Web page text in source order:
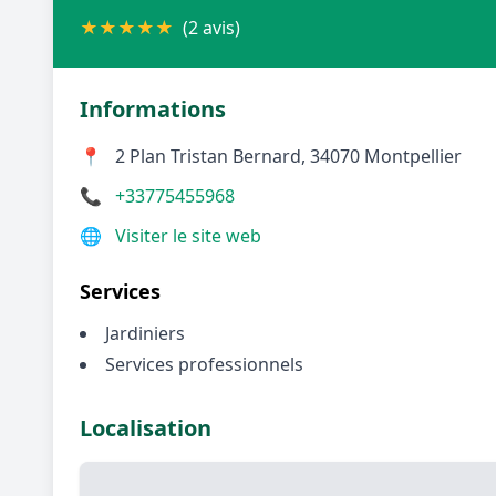
★★★★★ (2 avis)
Informations
📍
2 Plan Tristan Bernard, 34070 Montpellier
📞 +33775455968
🌐 Visiter le site web
Services
Jardiniers
Services professionnels
Localisation